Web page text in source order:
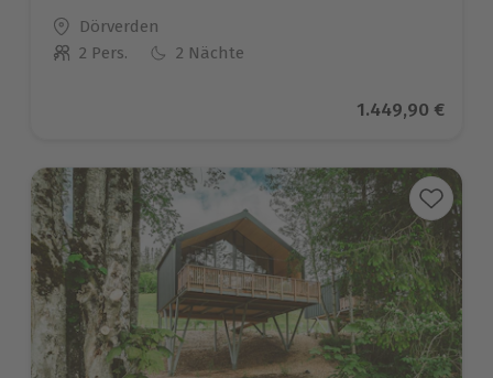
Standort
Dörverden
Anzahl der Teilnehmer
2 Pers. 2 Nächte
Aktueller Preis
1.449,90 €